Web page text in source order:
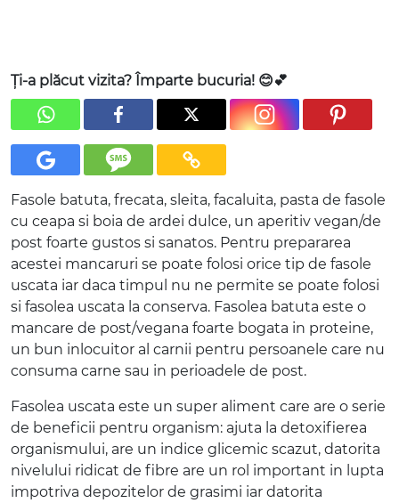
Ți-a plăcut vizita? Împarte bucuria! 😊💕
Fasole batuta, frecata, sleita, facaluita, pasta de fasole
cu ceapa si boia de ardei dulce, un aperitiv vegan/de
post foarte gustos si sanatos. Pentru prepararea
acestei mancaruri se poate folosi orice tip de fasole
uscata iar daca timpul nu ne permite se poate folosi
si fasolea uscata la conserva. Fasolea batuta este o
mancare de post/vegana foarte bogata in proteine,
un bun inlocuitor al carnii pentru persoanele care nu
consuma carne sau in perioadele de post.
Fasolea uscata este un super aliment care are o serie
de beneficii pentru organism: ajuta la detoxifierea
organismului, are un indice glicemic scazut, datorita
nivelului ridicat de fibre are un rol important in lupta
impotriva depozitelor de grasimi iar datorita